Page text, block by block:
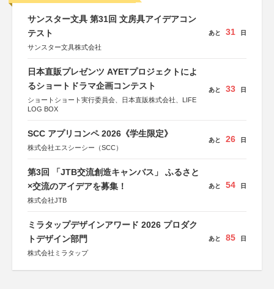
サンスター文具 第31回 文房具アイデアコン
テスト
サンスター文具株式会社
あと 31 日
日本直販プレゼンツ AYETプロジェクトによ
るショートドラマ企画コンテスト
ショートショート実行委員会、日本直販株式会社、LIFE
LOG BOX
あと 33 日
SCC アプリコンペ 2026《学生限定》
株式会社エスシーシー（SCC）
あと 26 日
第3回 「JTB交流創造キャンバス」 ふるさと
×交流のアイデアを募集！
株式会社JTB
あと 54 日
ミラタップデザインアワード 2026 プロダク
トデザイン部門
株式会社ミラタップ
あと 85 日